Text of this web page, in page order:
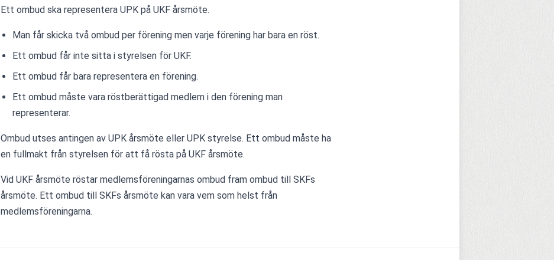
Ett ombud ska representera UPK på UKF årsmöte.
Man får skicka två ombud per förening men varje förening har bara en röst.
Ett ombud får inte sitta i styrelsen för UKF.
Ett ombud får bara representera en förening.
Ett ombud måste vara röstberättigad medlem i den förening man
representerar.
Ombud utses antingen av UPK årsmöte eller UPK styrelse. Ett ombud måste ha
en fullmakt från styrelsen för att få rösta på UKF årsmöte.
Vid UKF årsmöte röstar medlemsföreningarnas ombud fram ombud till SKFs
årsmöte. Ett ombud till SKFs årsmöte kan vara vem som helst från
medlemsföreningarna.